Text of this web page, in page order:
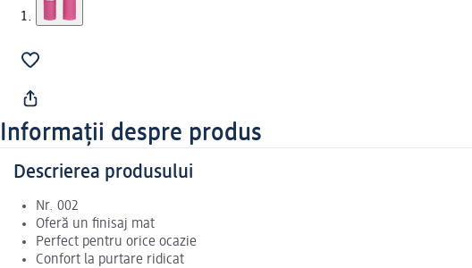
Informații despre produs
Descrierea produsului
Nr. 002
Oferă un finisaj mat
Perfect pentru orice ocazie
Confort la purtare ridicat